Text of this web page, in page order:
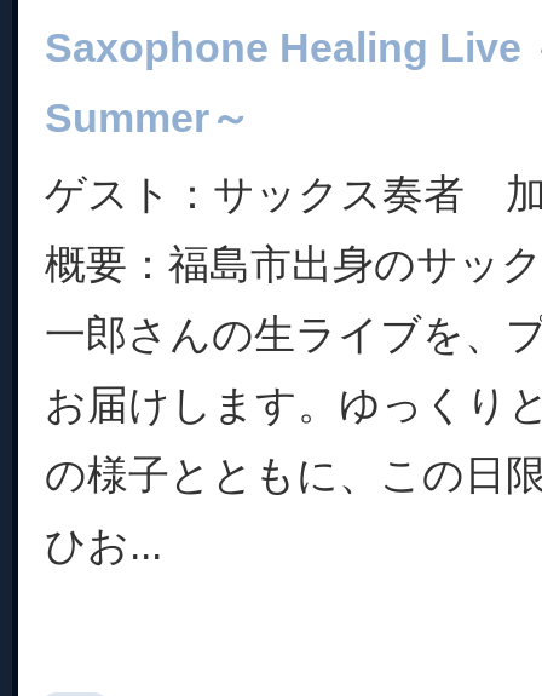
Saxophone Healing Live
Summer～
ゲスト：サックス奏者
概要：福島市出身のサッ
一郎さんの生ライブを、
お届けします。ゆっくり
の様子とともに、この日
ひお...